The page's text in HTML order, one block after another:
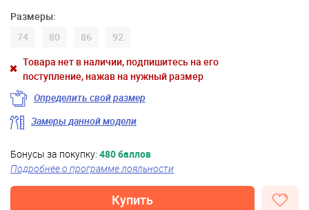
Размеры:
74
80 86
92
Товара нет в наличии, подпишитесь на его
поступление, нажав на нужный размер
Определить свой размер
Замеры данной модели
Бонусы за покупку: 480 баллов
Подробнее о программе лояльности
Купить